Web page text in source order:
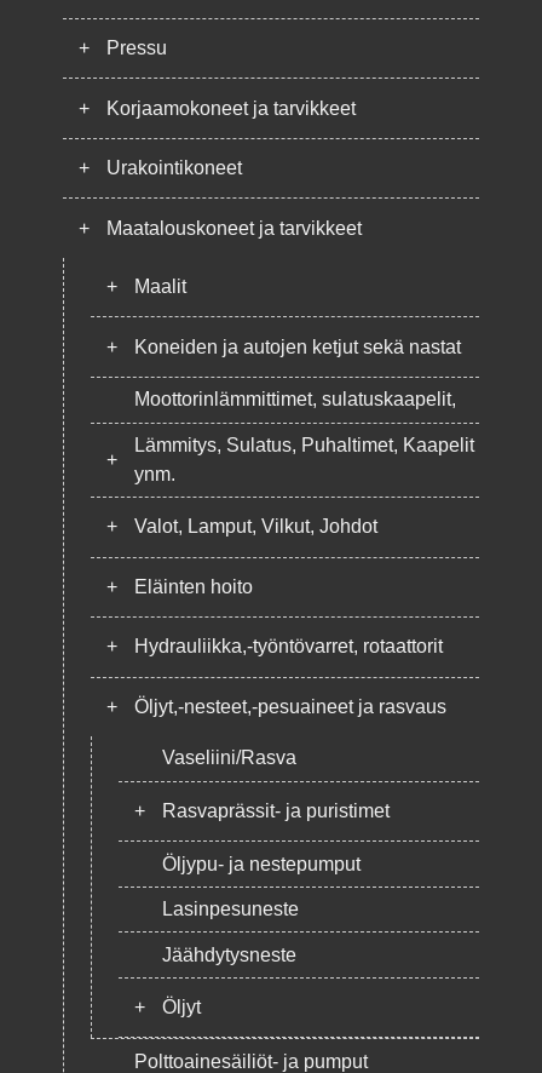
+ Pressu
+ Korjaamokoneet ja tarvikkeet
+ Urakointikoneet
+ Maatalouskoneet ja tarvikkeet
+ Maalit
+ Koneiden ja autojen ketjut sekä nastat
Moottorinlämmittimet, sulatuskaapelit,
+
Lämmitys, Sulatus, Puhaltimet, Kaapelit
ynm.
+ Valot, Lamput, Vilkut, Johdot
+ Eläinten hoito
+ Hydrauliikka,-työntövarret, rotaattorit
+ Öljyt,-nesteet,-pesuaineet ja rasvaus
Vaseliini/Rasva
+ Rasvaprässit- ja puristimet
Öljypu- ja nestepumput
Lasinpesuneste
Jäähdytysneste
+ Öljyt
Polttoainesäiliöt- ja pumput